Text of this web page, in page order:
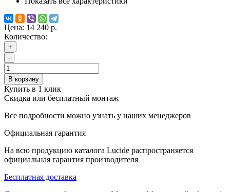
Цена: 14 240 р.
Количество:
+
-
В корзину
Купить в 1 клик
Скидка или бесплатный монтаж
Все подробности можно узнать у наших менеджеров
Официальная гарантия
На всю продукцию каталога Lucide распространяется
официальная гарантия производителя
Бесплатная доставка